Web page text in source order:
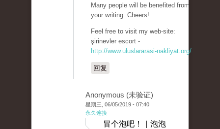
Many people will be benefited from
your writing. Cheers!
Feel free to visit my web-site:
şirinevler escort -
http://www.uluslararasi-nakliyat.org/
回复
Anonymous (未验证)
星期三, 06/05/2019 - 07:40
永久连接
冒个泡吧！ | 泡泡